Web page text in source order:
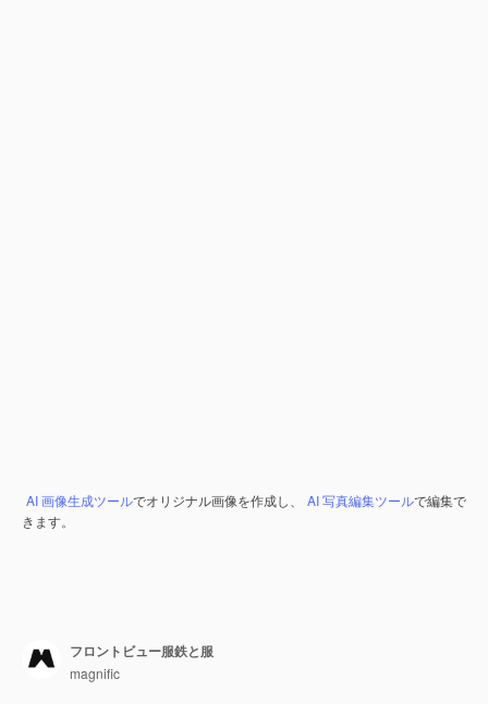
AI 画像生成ツールでオリジナル画像を作成し、 AI 写真編集ツールで編集で
きます。
フロントビュー服鉄と服
magnific